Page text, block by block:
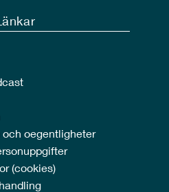
oegentligheter
(cookies)